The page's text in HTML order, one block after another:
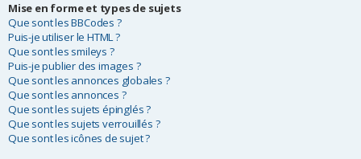
Mise en forme et types de sujets
Que sont les BBCodes ?
Puis-je utiliser le HTML ?
Que sont les smileys ?
Puis-je publier des images ?
Que sont les annonces globales ?
Que sont les annonces ?
Que sont les sujets épinglés ?
Que sont les sujets verrouillés ?
Que sont les icônes de sujet ?